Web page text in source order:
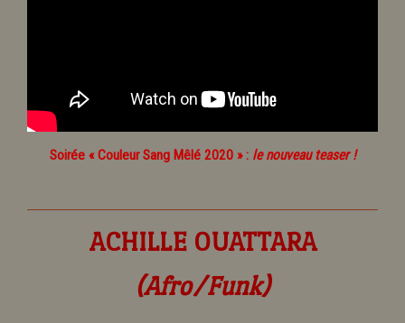
Soirée « Couleur Sang Mêlé 2020 » :le nouveau teaser !
ACHILLE OUATTARA
(Afro/Funk)